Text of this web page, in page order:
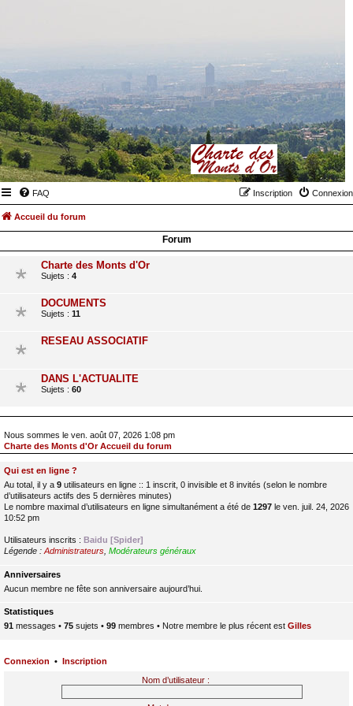
FAQ Connexion
Inscription
Accueil du forum
Forum
Charte des Monts d'Or
Sujets : 4
DOCUMENTS
Sujets : 11
RESEAU ASSOCIATIF
DANS L'ACTUALITE
Sujets : 60
Nous sommes le ven. août 07, 2026 1:08 pm
Charte des Monts d'Or Accueil du forum
Qui est en ligne ?
Au total, il y a 9 utilisateurs en ligne :: 1 inscrit, 0 invisible et 8 invités (selon le nombre
d’utilisateurs actifs des 5 dernières minutes)
Le nombre maximal d’utilisateurs en ligne simultanément a été de 1297 le ven. juil. 24, 2026
10:52 pm
Utilisateurs inscrits : Baidu [Spider]
Légende : Administrateurs Modérateurs généraux
Anniversaires
Aucun membre ne fête son anniversaire aujourd’hui.
Statistiques
91 messages • 75 sujets • 99 membres • Notre membre le plus récent est Gilles
Connexion • Inscription
Nom d’utilisateur :